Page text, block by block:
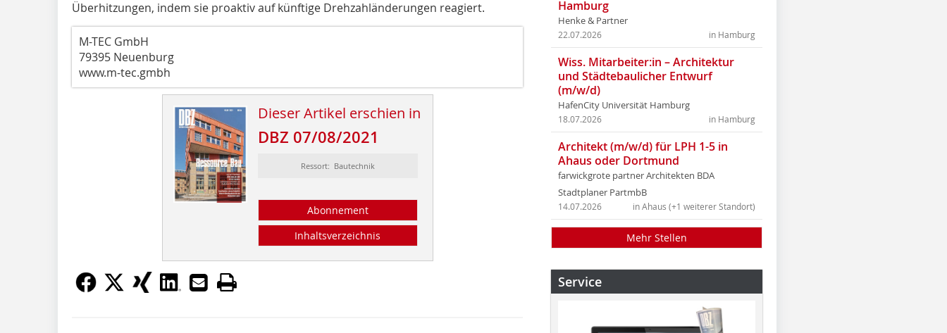
Überhitzungen, indem sie proaktiv auf künftige Drehzahländerungen reagiert.
M-TEC GmbH
79395 Neuenburg
www.m-tec.gmbh
Dieser Artikel erschien in
DBZ 07/08/2021
Ressort: Bautechnik
Abonnement
Inhaltsverzeichnis
Hamburg
Henke & Partner
in Hamburg
22.07.2026
Wiss. Mitarbeiter:in – Architektur
und Städtebaulicher Entwurf
(m/w/d)
HafenCity Universität Hamburg
in Hamburg
18.07.2026
Architekt (m/w/d) für LPH 1-5 in
Ahaus oder Dortmund
farwickgrote partner Architekten BDA
Stadtplaner PartmbB
in Ahaus (+1 weiterer Standort)
14.07.2026
Mehr Stellen
Service